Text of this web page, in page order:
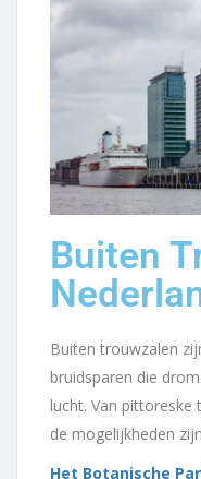
Buiten
Buiten trouwzalen
bruidsparen die
lucht. Van
de mogelijkheden
Het Botanische